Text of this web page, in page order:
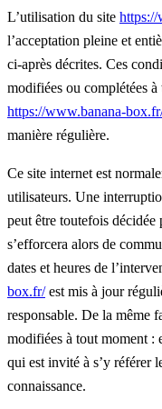
L’utilisation du site
l’acceptation pleine et
ci-après décrites. Ces
modifiées ou complétées
https://www.banana-
manière régulière.
Ce site internet est
utilisateurs. Une
peut être toutefois décidée
s’efforcera alors de
dates et heures de
box.fr/est mis à jour
responsable. De la même
modifiées à tout moment :
qui est invité à s’y référer
connaissance.